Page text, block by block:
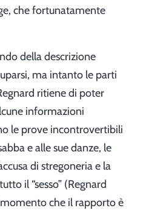
che fortunatamente
della descrizione
ma intanto le parti
ritiene di poter
informazioni
le prove incontrovertibili
e alle sue danze, le
di stregoneria e la
il “sesso” (Regnard
che il rapporto è